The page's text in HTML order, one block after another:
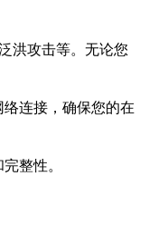
洪攻击等。无论您
连接，确保您的在
整性。